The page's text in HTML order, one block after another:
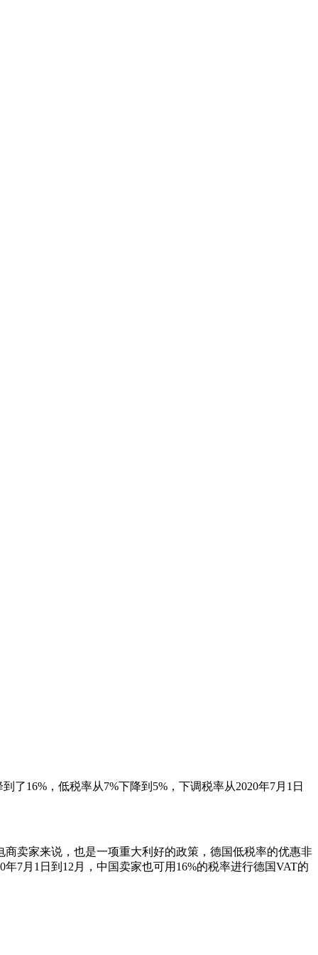
16%，低税率从7%下降到5%，下调税率从2020年7月1日
卖家来说，也是一项重大利好的政策，德国低税率的优惠非
7月1日到12月，中国卖家也可用16%的税率进行德国VAT的